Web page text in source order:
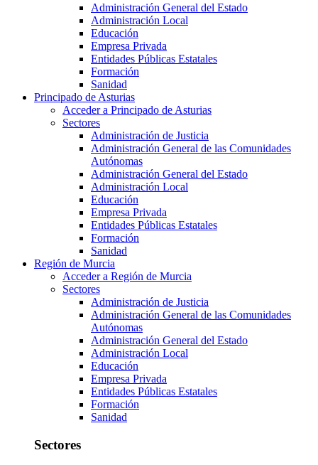
Administración General del Estado
Administración Local
Educación
Empresa Privada
Entidades Públicas Estatales
Formación
Sanidad
Principado de Asturias
Acceder a Principado de Asturias
Sectores
Administración de Justicia
Administración General de las Comunidades
Autónomas
Administración General del Estado
Administración Local
Educación
Empresa Privada
Entidades Públicas Estatales
Formación
Sanidad
Región de Murcia
Acceder a Región de Murcia
Sectores
Administración de Justicia
Administración General de las Comunidades
Autónomas
Administración General del Estado
Administración Local
Educación
Empresa Privada
Entidades Públicas Estatales
Formación
Sanidad
Sectores